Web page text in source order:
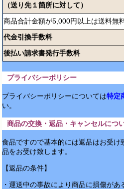
（送り先１箇所に対して）
商品合計金額が5,000円以上は送料無
代金引換手数料
後払い請求書発行手数料
プライバシーポリシー
プライバシーポリシーについては特定
い。
商品の交換・返品・キャンセルにつ
食品ですので基本的には返品はお受け
品をお受け致します。
【返品の条件】
・運送中の事故により商品に損傷があ